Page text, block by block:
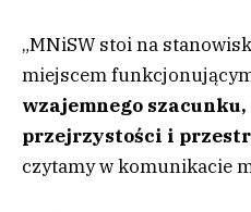
„MNiSW stoi na
miejscem
wzajemnego
przejrzystości i
czytamy w komunikacie